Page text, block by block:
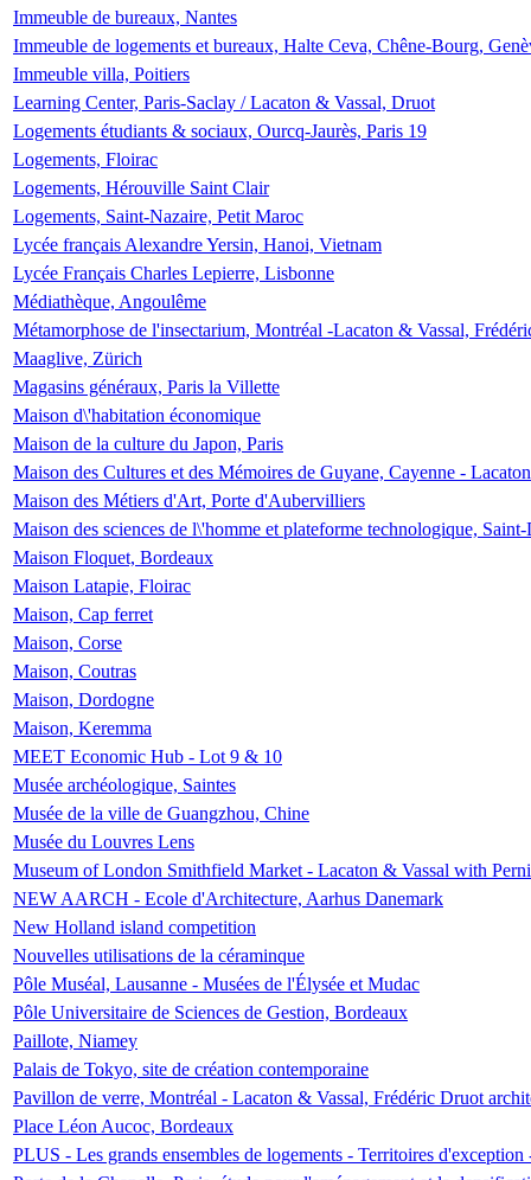
Immeuble de bureaux, Nantes
Immeuble de logements et bureaux, Halte Ceva, Chêne-Bourg,
Immeuble villa, Poitiers
Learning Center, Paris-Saclay / Lacaton & Vassal, Druot
Logements étudiants & sociaux, Ourcq-Jaurès, Paris 19
Logements, Floirac
Logements, Hérouville Saint Clair
Logements, Saint-Nazaire, Petit Maroc
Lycée français Alexandre Yersin, Hanoi, Vietnam
Lycée Français Charles Lepierre, Lisbonne
Médiathèque, Angoulême
Métamorphose de l'insectarium, Montréal -Lacaton & Vassal,
Maaglive, Zürich
Magasins généraux, Paris la Villette
Maison d\'habitation économique
Maison de la culture du Japon, Paris
Maison des Cultures et des Mémoires de Guyane, Cayenne -
Maison des Métiers d'Art, Porte d'Aubervilliers
Maison des sciences de l\'homme et plateforme technologique,
Maison Floquet, Bordeaux
Maison Latapie, Floirac
Maison, Cap ferret
Maison, Corse
Maison, Coutras
Maison, Dordogne
Maison, Keremma
MEET Economic Hub - Lot 9 & 10
Musée archéologique, Saintes
Musée de la ville de Guangzhou, Chine
Musée du Louvres Lens
Museum of London Smithfield Market - Lacaton & Vassal with
NEW AARCH - Ecole d'Architecture, Aarhus Danemark
New Holland island competition
Nouvelles utilisations de la céraminque
Pôle Muséal, Lausanne - Musées de l'Élysée et Mudac
Pôle Universitaire de Sciences de Gestion, Bordeaux
Paillote, Niamey
Palais de Tokyo, site de création contemporaine
Pavillon de verre, Montréal - Lacaton & Vassal, Frédéric Druot
Place Léon Aucoc, Bordeaux
PLUS - Les grands ensembles de logements - Territoires